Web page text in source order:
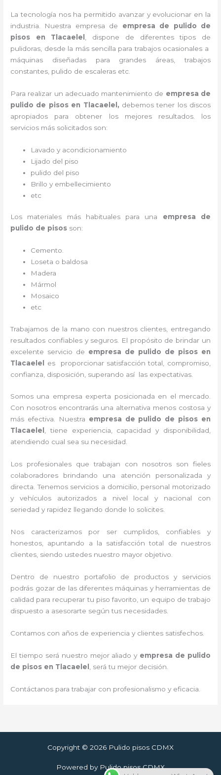
La tecnología nos ha permitido avanzar y evolucionar en la
industria. Nuestra empresa de empresa de pulido de
pisos en Tlacaelel
, dispone de diferentes tipos de
pulidoras, desde la más sencilla para trabajos ocasionales a
máquinas diseñadas para grandes áreas, trabajos
constantes, pulido de escaleras etc.
Para realizar un adecuado mantenimiento de empresa de
pulido de pisosen Tlacaelel, debemos tener los discos
apropiados para obtener los mejores resultados. los
servicios más solicitados son:
Lavado y acondicionamiento
Lijado del piso
pulido del piso
Brillo y embellecimiento
etc
Los materiales más habituales para una empresa de
pulido de pisos son:
Cemento.
Loseta o baldosa
Madera
Mármol
Mosaico
etc
Trabajamos de la mano con nuestros clientes, entregando
resultados confiables y seguros. El propósito de brindar un
excelente servicio de empresa de pulido de pisos en
Tlacaelel es proporcionar satisfacción total, compromiso,
confianza, disposición, superando así las expectativas.
Somos una empresa experta posicionada en el mercado.
Con nosotros encontrarás una alternativa menos costosa y
más efectiva. Nuestra empresa de pulido de pisos en
Tlacaelel , tiene experiencia, capacidad y disponibilidad,
atendiendo cual sea su necesidad.
Los profesionales que trabajan con nosotros son fieles
colaboradores brindando una atención personalizada y
directa.Tenemos servicios a domicilio, personal motorizado
y vehículos autorizados a nivel local y nacional con
seriedad y rapidez llegando donde lo solicites.
Nos caracterizamos por ser cumplidos, confiables y
honestos, apuntando a la satisfacción total de nuestros
clientes, siendo ustedes nuestro mayor objetivo.
Dentro de nuestro portafolio de productos y servicios
podrás gozar de las diferentes máquinas y herramientas de
calidad para recuperar tu piso favorito, un equipo de trabajo
dispuesto a asesorarte según tus necesidades.
Contamos con años de experiencia y clientes satisfechos.
El tiempo será nuestro mejor aliado y empresa de pulido
de pisos en Tlacaelel , será tu mejor decisión.
Contáctanos para trabajar con profesionalismo y eficacia.
Copyright © 2026 Pulido pisos CDMX
Powered by Pulido pisos CDMX